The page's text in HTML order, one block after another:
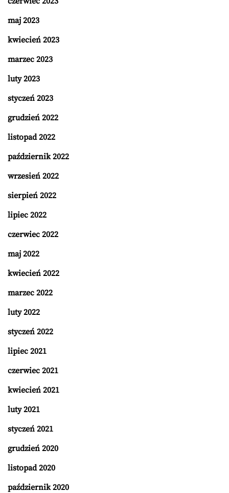
maj 2023
kwiecień 2023
marzec 2023
luty 2023
styczeń 2023
grudzień 2022
listopad 2022
październik 2022
wrzesień 2022
sierpień 2022
lipiec 2022
czerwiec 2022
maj 2022
kwiecień 2022
marzec 2022
luty 2022
styczeń 2022
lipiec 2021
czerwiec 2021
kwiecień 2021
luty 2021
styczeń 2021
grudzień 2020
listopad 2020
październik 2020